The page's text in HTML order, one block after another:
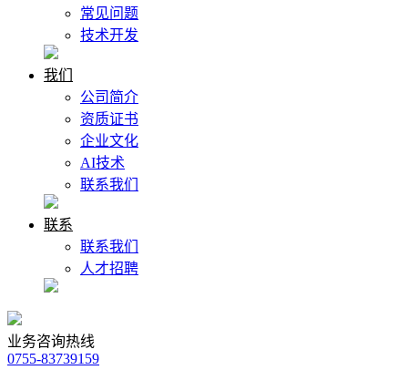
常见问题
技术开发
我们
公司简介
资质证书
企业文化
AI技术
联系我们
联系
联系我们
人才招聘
业务咨询热线
0755-83739159